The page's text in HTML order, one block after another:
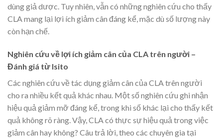
dùng giả dược. Tuy nhiên, vẫn có những nghiên cứu cho thấy
CLA mang lại lợi ích giảm cân đáng kể, mặc dù số lượng này
còn hạn chế.
Nghiên cứu về lợi ích giảm cân của CLA trên người –
Đánh giá từ Isito
Các nghiên cứu về tác dụng giảm cân của CLA trên người
cho ra nhiều kết quả khác nhau. Một số nghiên cứu ghi nhận
hiệu quả giảm mỡ đáng kể, trong khi số khác lại cho thấy kết
quả không rõ ràng. Vậy, CLA có thực sự hiệu quả trong việc
giảm cân hay không? Câu trả lời, theo các chuyên gia tại